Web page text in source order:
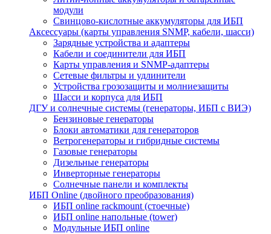
модули
Свинцово-кислотные аккумуляторы для ИБП
Аксессуары (карты управления SNMP, кабели, шасси)
Зарядные устройства и адаптеры
Кабели и соединители для ИБП
Карты управления и SNMP-адаптеры
Сетевые фильтры и удлинители
Устройства грозозащиты и молниезащиты
Шасси и корпуса для ИБП
ДГУ и солнечные системы (генераторы, ИБП с ВИЭ)
Бензиновые генераторы
Блоки автоматики для генераторов
Ветрогенераторы и гибридные системы
Газовые генераторы
Дизельные генераторы
Инверторные генераторы
Солнечные панели и комплекты
ИБП Online (двойного преобразования)
ИБП online rackmount (стоечные)
ИБП online напольные (tower)
Модульные ИБП online